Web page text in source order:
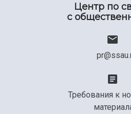
Центр по
с
Требования к